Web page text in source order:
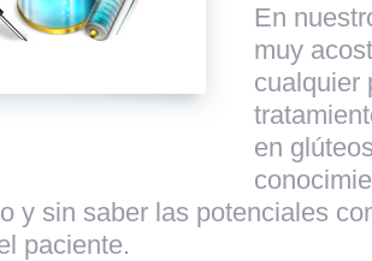
En
muy
cualquier
en
y sin saber las potenciales
paciente.